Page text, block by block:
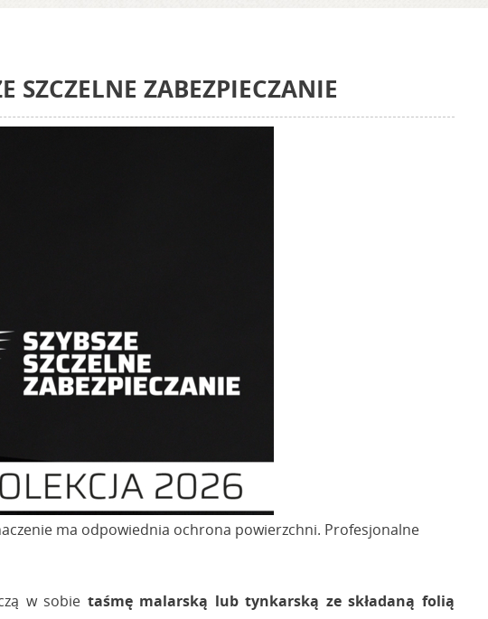
SZCZELNE ZABEZPIECZANIE
ma odpowiednia ochrona powierzchni. Profesjonalne
w sobie taśmę malarską lub tynkarską ze składaną folią